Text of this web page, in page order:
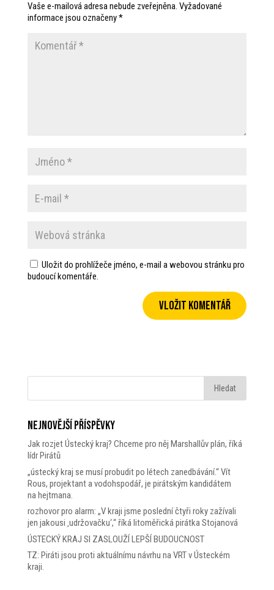
Vaše e-mailová adresa nebude zveřejněna. Vyžadované
informace jsou označeny*
Uložit do prohlížeče jméno, e-mail a webovou stránku pro
budoucí komentáře.
Nejnovější příspěvky
Jak rozjet Ústecký kraj? Chceme pro něj Marshallův plán, říká
lídr Pirátů
„ústecký kraj se musí probudit po létech zanedbávání.“ Vít
Rous, projektant a vodohspodář, je pirátským kandidátem
na hejtmana.
rozhovor pro alarm: „V kraji jsme poslední čtyři roky zažívali
jen jakousi ‚udržovačku‘,“ říká litoměřická pirátka Stojanová
ÚSTECKÝ KRAJ SI ZASLOUŽÍ LEPŠÍ BUDOUCNOST
TZ: Piráti jsou proti aktuálnímu návrhu na VRT v Ústeckém
kraji.